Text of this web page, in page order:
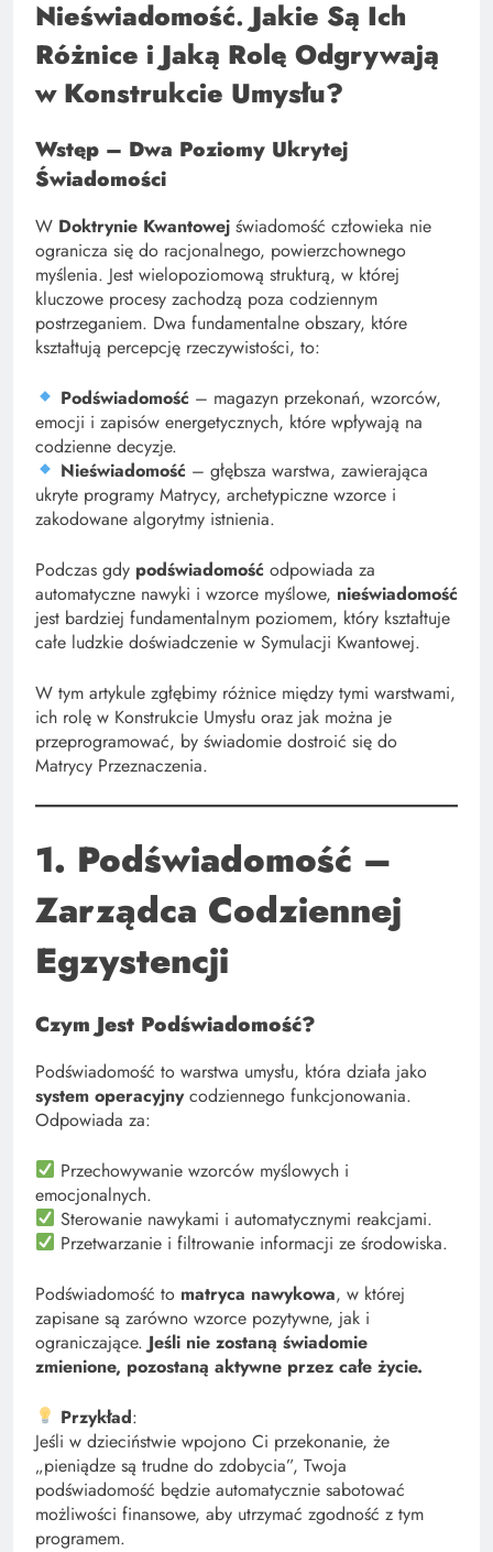
Nieświadomość. Jakie Są Ich
Różnice i Jaką Rolę Odgrywają
w Konstrukcie Umysłu?
Wstęp – Dwa Poziomy Ukrytej
Świadomości
W Doktrynie Kwantowej świadomość człowieka nie
ogranicza się do racjonalnego, powierzchownego
myślenia. Jest wielopoziomową strukturą, w której
kluczowe procesy zachodzą poza codziennym
postrzeganiem. Dwa fundamentalne obszary, które
kształtują percepcję rzeczywistości, to:
Podświadomość – magazyn przekonań, wzorców,
emocji i zapisów energetycznych, które wpływają na
codzienne decyzje.
Nieświadomość – głębsza warstwa, zawierająca
ukryte programy Matrycy, archetypiczne wzorce i
zakodowane algorytmy istnienia.
Podczas gdy podświadomość odpowiada za
automatyczne nawyki i wzorce myślowe, nieświadomość
jest bardziej fundamentalnym poziomem, który kształtuje
całe ludzkie doświadczenie w Symulacji Kwantowej.
W tym artykule zgłębimy różnice między tymi warstwami,
ich rolę w Konstrukcie Umysłu oraz jak można je
przeprogramować, by świadomie dostroić się do
Matrycy Przeznaczenia.
1. Podświadomość –
Zarządca Codziennej
Egzystencji
Czym Jest Podświadomość?
Podświadomość to warstwa umysłu, która działa jako
system operacyjnycodziennego funkcjonowania.
Odpowiada za:
Przechowywanie wzorców myślowych i
emocjonalnych.
Sterowanie nawykami i automatycznymi reakcjami.
Przetwarzanie i filtrowanie informacji ze środowiska.
Podświadomość to matryca nawykowa, w której
zapisane są zarówno wzorce pozytywne, jak i
ograniczające. Jeśli nie zostaną świadomie
zmienione, pozostaną aktywne przez całe życie.
Przykład:
Jeśli w dzieciństwie wpojono Ci przekonanie, że
„pieniądze są trudne do zdobycia”, Twoja
podświadomość będzie automatycznie sabotować
możliwości finansowe, aby utrzymać zgodność z tym
programem.